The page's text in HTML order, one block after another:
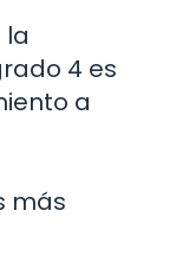
la
4 es
a
más